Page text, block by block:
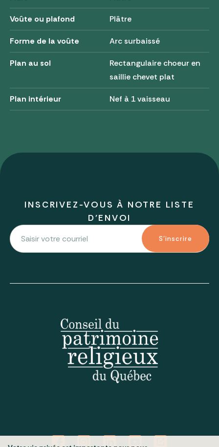
Voûte ou plafond Plâtre
Forme de la voûte Arc surbaissé
Plan au sol
Rectangulaire choeur en
saillie chevet plat
Plan intérieur Nef à 1 vaisseau
INSCRIVEZ-VOUS À NOTRE LISTE
D'ENVOI
S'inscrire